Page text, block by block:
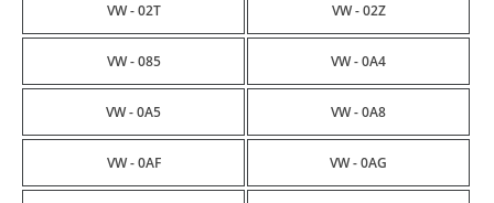
VW - 02T VW - 02Z
VW - 085 VW - 0A4
VW - 0A5 VW - 0A8
VW - 0AF VW - 0AG